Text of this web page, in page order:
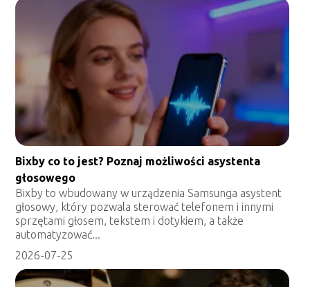
Bixby co to jest? Poznaj możliwości asystenta
głosowego
Bixby to wbudowany w urządzenia Samsunga asystent
głosowy, który pozwala sterować telefonem i innymi
sprzętami głosem, tekstem i dotykiem, a także
automatyzować...
2026-07-25